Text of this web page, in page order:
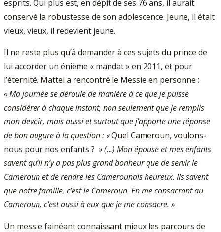
esprits. Qui plus est, en dépit de ses 76 ans, il aurait
conservé la robustesse de son adolescence. Jeune, il était
vieux, vieux, il redevient jeune.
Il ne reste plus qu’à demander à ces sujets du prince de
lui accorder un énième « mandat » en 2011, et pour
l’éternité. Mattei a rencontré le Messie en personne :
« Ma journée se déroule de manière à ce que je puisse
considérer à chaque instant, non seulement que je remplis
mon devoir, mais aussi et surtout que j’apporte une réponse
de bon augure à la question : «Quel Cameroun, voulons-
nous pour nos enfants ? » (…) Mon épouse et mes enfants
savent qu’il n’y a pas plus grand bonheur que de servir le
Cameroun et de rendre les Camerounais heureux. Ils savent
que notre famille, c’est le Cameroun. En me consacrant au
Cameroun, c’est aussi à eux que je me consacre. »
Un messie fainéant connaissant mieux les parcours de